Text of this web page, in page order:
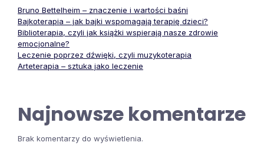
Bruno Bettelheim – znaczenie i wartości baśni
Bajkoterapia – jak bajki wspomagają terapię dzieci?
Biblioterapia, czyli jak książki wspierają nasze zdrowie
emocjonalne?
Leczenie poprzez dźwięki, czyli muzykoterapia
Arteterapia – sztuka jako leczenie
Najnowsze komentarze
Brak komentarzy do wyświetlenia.